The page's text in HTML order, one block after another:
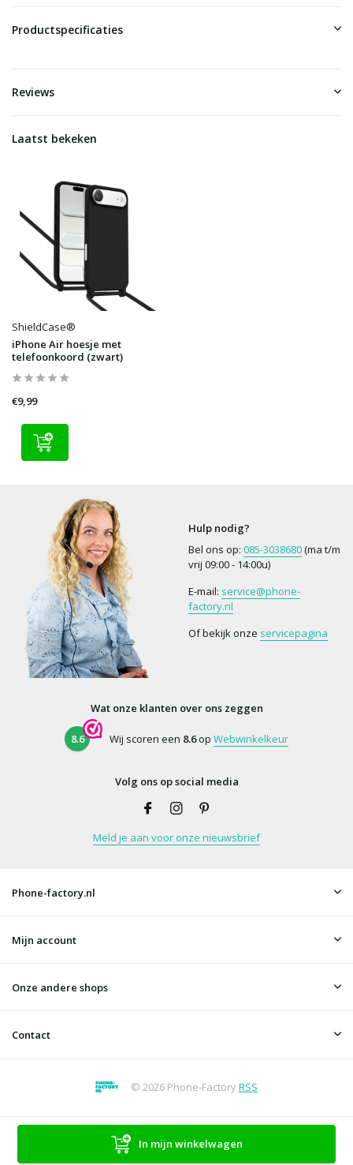
In mijn winkelwagen
Productspecificaties
Reviews
Laatst bekeken
ShieldCase®
iPhone Air hoesje met
telefoonkoord (zwart)
€9,99
Hulp nodig?
Bel ons op: 085-3038680(ma t/m
vrij 09:00 - 14:00u)
E-mail: service@phone-
factory.nl
Of bekijk onze servicepagina
Wat onze klanten over ons zeggen
8.6 Wij scoren een 8.6op Webwinkelkeur
Volg ons op social media
Meld je aan voor onze nieuwsbrief
Phone-factory.nl
Mijn account
Onze andere shops
Contact
© 2026 Phone-FactoryRSS